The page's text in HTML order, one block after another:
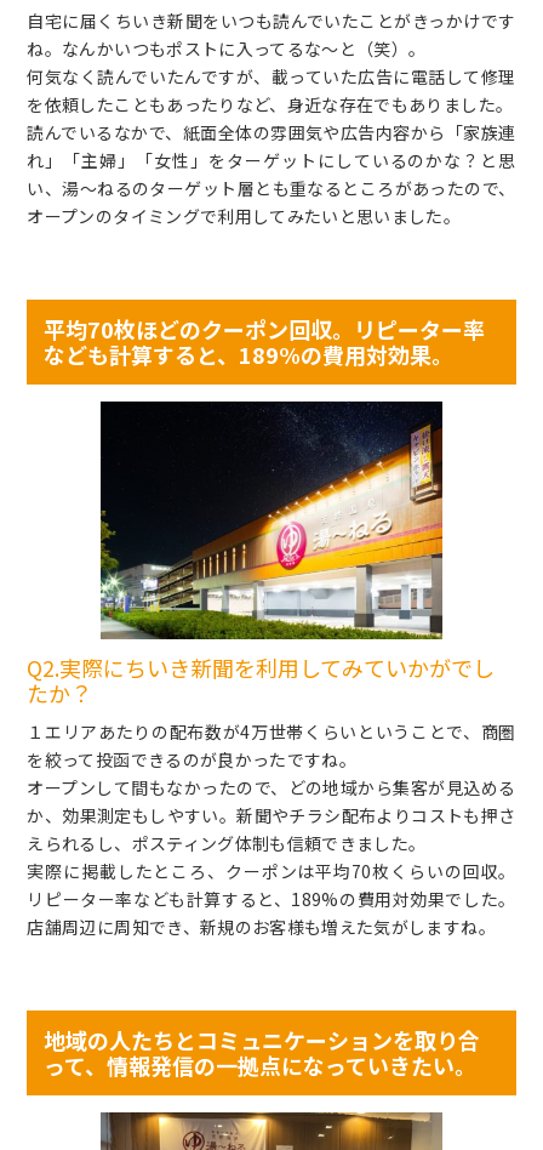
自宅に届くちいき新聞をいつも読んでいたことがきっかけです
ね。なんかいつもポストに入ってるな～と（笑）。
何気なく読んでいたんですが、載っていた広告に電話して修理
を依頼したこともあったりなど、身近な存在でもありました。
読んでいるなかで、紙面全体の雰囲気や広告内容から「家族連
れ」「主婦」「女性」をターゲットにしているのかな？と思
い、湯～ねるのターゲット層とも重なるところがあったので、
オープンのタイミングで利用してみたいと思いました。
平均70枚ほどのクーポン回収。リピーター率
なども計算すると、189%の費用対効果。
Q2.実際にちいき新聞を利用してみていかがでし
たか？
１エリアあたりの配布数が4万世帯くらいということで、商圏
を絞って投函できるのが良かったですね。
オープンして間もなかったので、どの地域から集客が見込める
か、効果測定もしやすい。新聞やチラシ配布よりコストも押さ
えられるし、ポスティング体制も信頼できました。
実際に掲載したところ、クーポンは平均70枚くらいの回収。
リピーター率なども計算すると、189%の費用対効果でした。
店舗周辺に周知でき、新規のお客様も増えた気がしますね。
地域の人たちとコミュニケーションを取り合
って、情報発信の一拠点になっていきたい。